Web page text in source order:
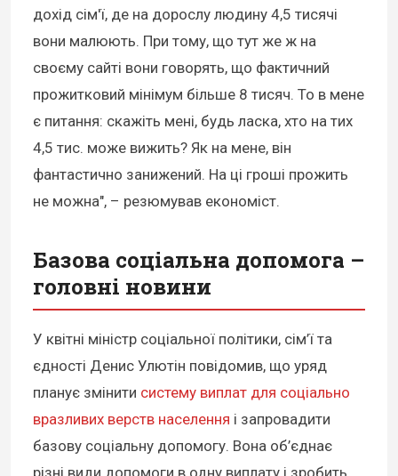
дохід сім'ї, де на дорослу людину 4,5 тисячі
вони малюють. При тому, що тут же ж на
своєму сайті вони говорять, що фактичний
прожитковий мінімум більше 8 тисяч. То в мене
є питання: скажіть мені, будь ласка, хто на тих
4,5 тис. може вижить? Як на мене, він
фантастично занижений. На ці гроші прожить
не можна", – резюмував економіст.
Базова соціальна допомога –
головні новини
У квітні міністр соціальної політики, сім’ї та
єдності Денис Улютін повідомив, що уряд
планує змінити систему виплат для соціально
вразливих верств населення і запровадити
базову соціальну допомогу. Вона об’єднає
різні види допомоги в одну виплату і зробить